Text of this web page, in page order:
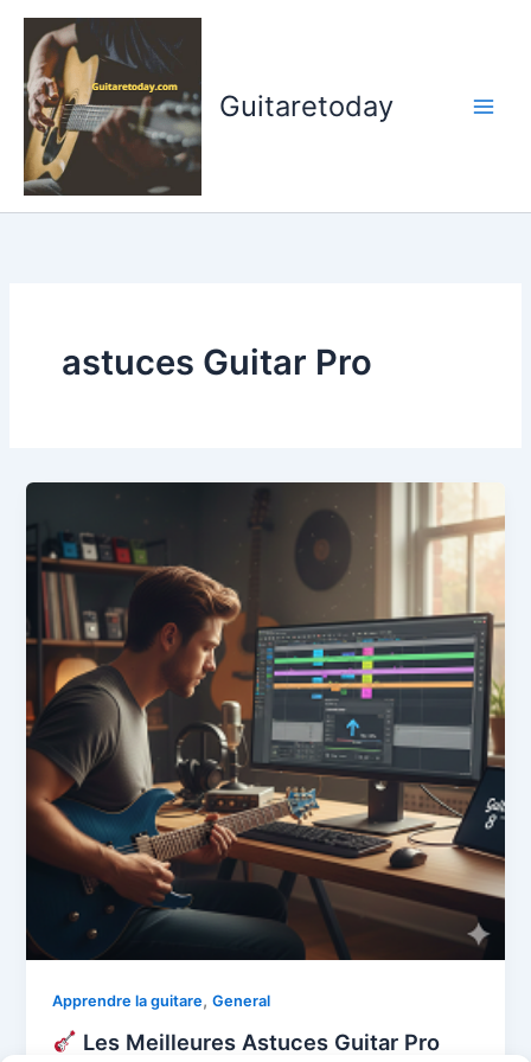
Aller
contenu
Guitaretoday
astuces Guitar Pro
Apprendre la guitare,General
Les Meilleures Astuces Guitar Pro